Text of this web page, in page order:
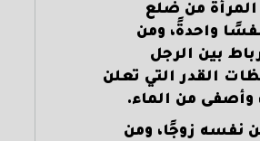
من ضلع
واحدةً، ومن
بين الرجل
القدر التي تعلن
وأصفى من الماء.
نفسه زوجًا، ومن